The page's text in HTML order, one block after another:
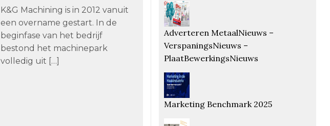
K&G Machining is in 2012 vanuit
een overname gestart. In de
beginfase van het bedrijf
bestond het machinepark
volledig uit […]
Adverteren MetaalNieuws –
VerspaningsNieuws –
PlaatBewerkingsNieuws
Marketing Benchmark 2025